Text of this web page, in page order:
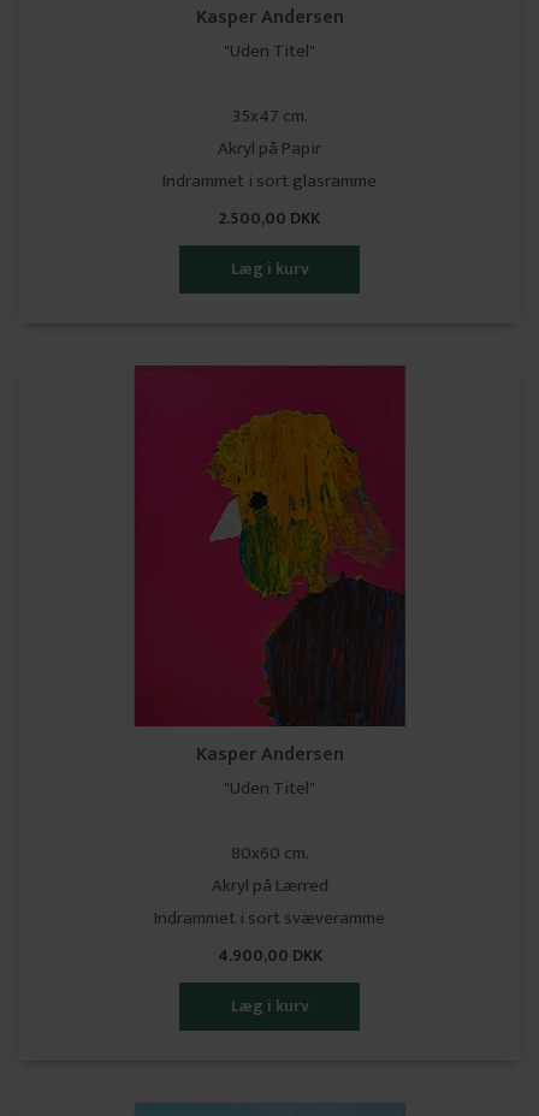
Kasper Andersen
"Uden Titel"
35x47 cm.
Akryl på Papir
Indrammet i sort glasramme
2.500,00 DKK
Kasper Andersen
"Uden Titel"
80x60 cm.
Akryl på Lærred
Indrammet i sort svæveramme
4.900,00 DKK